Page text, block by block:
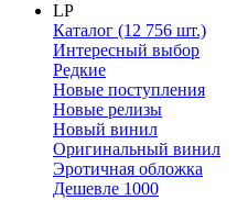
LP
Каталог (12 756 шт.)
Интересный выбор
Редкие
Новые поступления
Новые релизы
Новый винил
Оригинальный винил
Эротичная обложка
Дешевле 1000